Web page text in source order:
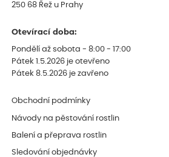
250 68 Řež u Prahy
Otevírací doba:
Pondělí až sobota - 8:00 - 17:00
Pátek 1.5.2026 je otevřeno
Pátek 8.5.2026 je zavřeno
Obchodní podmínky
Návody na pěstování rostlin
Balení a přeprava rostlin
Sledování objednávky